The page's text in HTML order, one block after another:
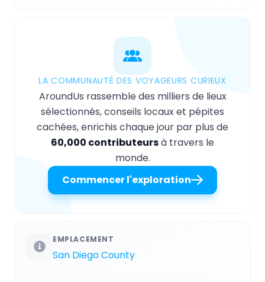
LA COMMUNAUTÉ DES VOYAGEURS CURIEUX
AroundUs rassemble des milliers de lieux
sélectionnés, conseils locaux et pépites
cachées, enrichis chaque jour par plus de
60,000 contributeursà travers le
monde.
Commencer l'exploration
EMPLACEMENT
San Diego County